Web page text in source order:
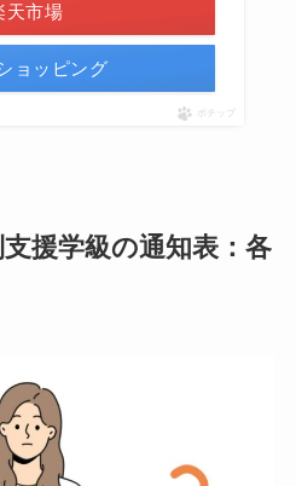
天市場
ョッピング
ポチップ
支援学級の通知表：各